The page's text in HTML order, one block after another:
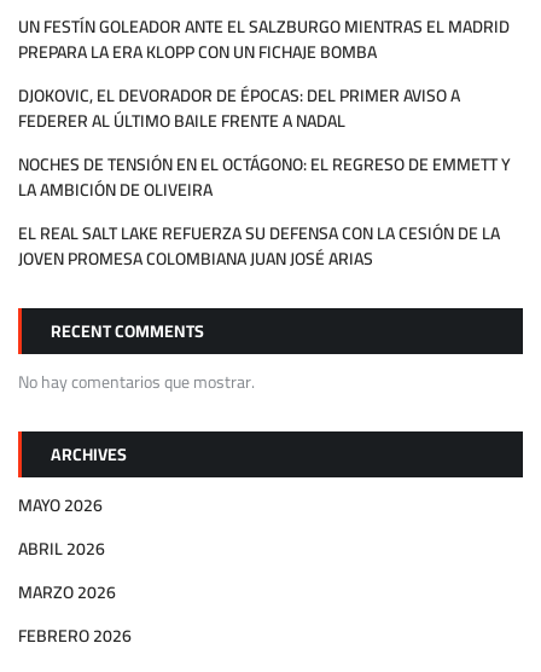
UN FESTÍN GOLEADOR ANTE EL SALZBURGO MIENTRAS EL MADRID
PREPARA LA ERA KLOPP CON UN FICHAJE BOMBA
DJOKOVIC, EL DEVORADOR DE ÉPOCAS: DEL PRIMER AVISO A
FEDERER AL ÚLTIMO BAILE FRENTE A NADAL
NOCHES DE TENSIÓN EN EL OCTÁGONO: EL REGRESO DE EMMETT Y
LA AMBICIÓN DE OLIVEIRA
EL REAL SALT LAKE REFUERZA SU DEFENSA CON LA CESIÓN DE LA
JOVEN PROMESA COLOMBIANA JUAN JOSÉ ARIAS
RECENT COMMENTS
No hay comentarios que mostrar.
ARCHIVES
MAYO 2026
ABRIL 2026
MARZO 2026
FEBRERO 2026